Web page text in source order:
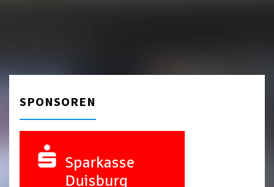
SPONSOREN